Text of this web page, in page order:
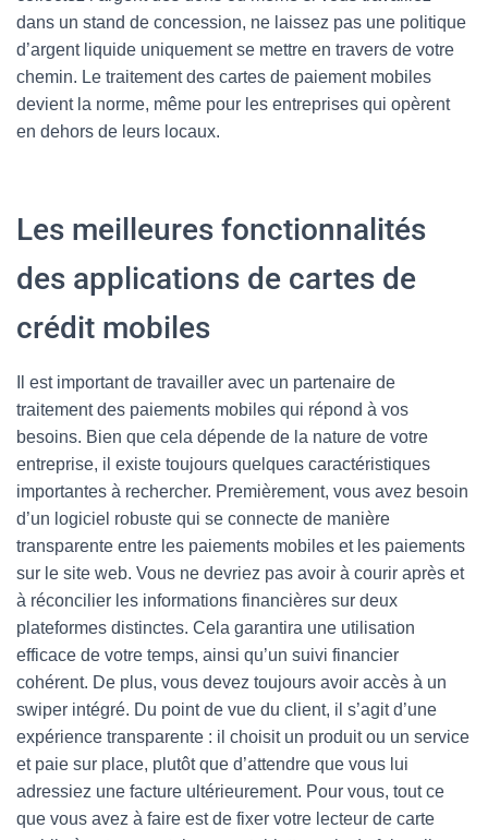
dans un stand de concession, ne laissez pas une politique
d’argent liquide uniquement se mettre en travers de votre
chemin. Le traitement des cartes de paiement mobiles
devient la norme, même pour les entreprises qui opèrent
en dehors de leurs locaux.
Les meilleures fonctionnalités
des applications de cartes de
crédit mobiles
Il est important de travailler avec un partenaire de
traitement des paiements mobiles qui répond à vos
besoins. Bien que cela dépende de la nature de votre
entreprise, il existe toujours quelques caractéristiques
importantes à rechercher. Premièrement, vous avez besoin
d’un logiciel robuste qui se connecte de manière
transparente entre les paiements mobiles et les paiements
sur le site web. Vous ne devriez pas avoir à courir après et
à réconcilier les informations financières sur deux
plateformes distinctes. Cela garantira une utilisation
efficace de votre temps, ainsi qu’un suivi financier
cohérent. De plus, vous devez toujours avoir accès à un
swiper intégré. Du point de vue du client, il s’agit d’une
expérience transparente : il choisit un produit ou un service
et paie sur place, plutôt que d’attendre que vous lui
adressiez une facture ultérieurement. Pour vous, tout ce
que vous avez à faire est de fixer votre lecteur de carte